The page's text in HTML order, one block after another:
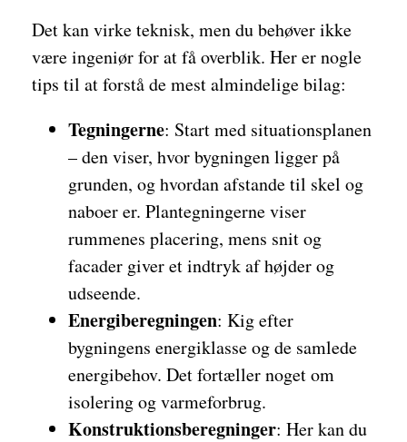
Det kan virke teknisk, men du behøver ikke
være ingeniør for at få overblik. Her er nogle
tips til at forstå de mest almindelige bilag:
Tegningerne: Start med situationsplanen
– den viser, hvor bygningen ligger på
grunden, og hvordan afstande til skel og
naboer er. Plantegningerne viser
rummenes placering, mens snit og
facader giver et indtryk af højder og
udseende.
Energiberegningen: Kig efter
bygningens energiklasse og de samlede
energibehov. Det fortæller noget om
isolering og varmeforbrug.
Konstruktionsberegninger: Her kan du